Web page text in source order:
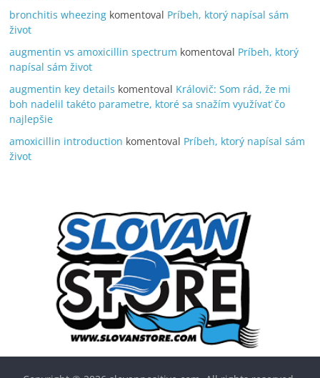
bronchitis wheezing komentoval Príbeh, ktorý napísal sám
život
augmentin vs amoxicillin spectrum komentoval Príbeh, ktorý
napísal sám život
augmentin key details komentoval Královič: Som rád, že mi
boh nadelil takéto parametre, ktoré sa snažím využívať čo
najlepšie
amoxicillin introduction komentoval Príbeh, ktorý napísal sám
život